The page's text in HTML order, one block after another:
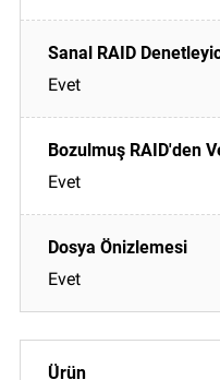
Evet
Evet
Evet